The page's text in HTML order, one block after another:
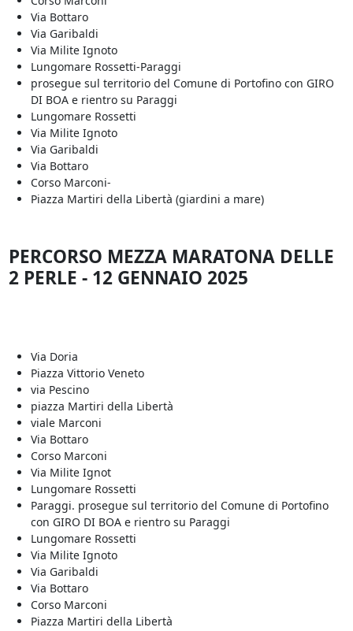
Via Bottaro
Via Garibaldi
Via Milite Ignoto
Lungomare Rossetti-Paraggi
prosegue sul territorio del Comune di Portofino con GIRO
DI BOA e rientro su Paraggi
Lungomare Rossetti
Via Milite Ignoto
Via Garibaldi
Via Bottaro
Corso Marconi-
Piazza Martiri della Libertà (giardini a mare)
PERCORSO MEZZA MARATONA DELLE
2 PERLE - 12 GENNAIO 2025
Via Doria
Piazza Vittorio Veneto
via Pescino
piazza Martiri della Libertà
viale Marconi
Via Bottaro
Corso Marconi
Via Milite Ignot
Lungomare Rossetti
Paraggi. prosegue sul territorio del Comune di Portofino
con GIRO DI BOA e rientro su Paraggi
Lungomare Rossetti
Via Milite Ignoto
Via Garibaldi
Via Bottaro
Corso Marconi
Piazza Martiri della Libertà